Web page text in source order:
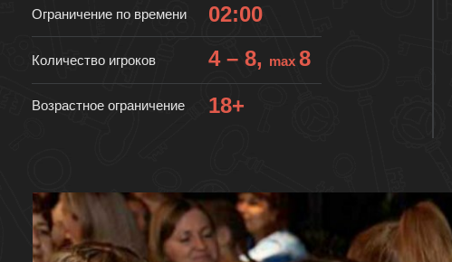
Ограничение по времени 02:00
Количество игроков 4 – 8, max 8
Возрастное ограничение 18+